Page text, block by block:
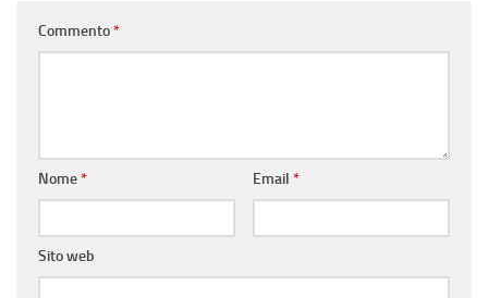
Commento*
Nome* Email *
Sito web